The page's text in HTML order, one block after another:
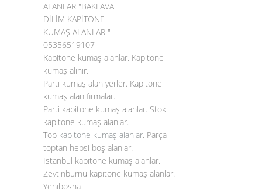
ALANLAR "BAKLAVA
DİLİM KAPİTONE
KUMAŞ ALANLAR "
05356519107
Kapitone kumaş alanlar. Kapitone
kumaş alınır.
Parti kumaş alan yerler. Kapitone
kumaş alan firmalar.
Parti kapitone kumaş alanlar. Stok
kapitone kumaş alanlar.
Top kapitone kumaş alanlar. Parça
toptan hepsi boş alanlar.
İstanbul kapitone kumaş alanlar.
Zeytinburnu kapitone kumaş alanlar.
Yenibosna